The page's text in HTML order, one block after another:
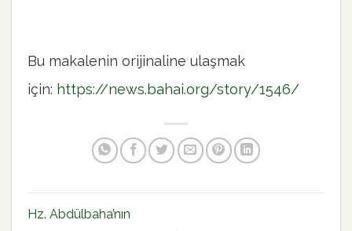
Bu makalenin orijinaline ulaşmak
için: https://news.bahai.org/story/1546/
Hz. Abdülbaha’nın